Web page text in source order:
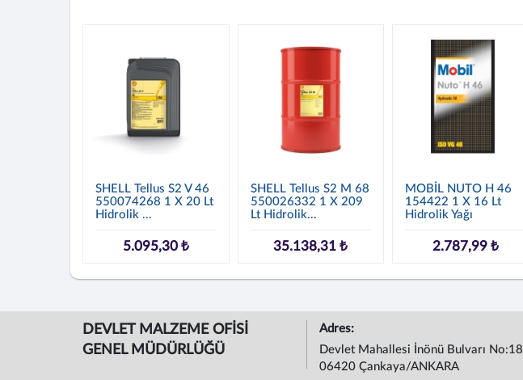
SHELL Tellus S2 V 46
550074268 1 X 20 Lt
Hidrolik ...
5.095,30 ₺
SHELL Tellus S2 M 68
550026332 1 X 209
Lt Hidrolik...
35.138,31 ₺
MOBİL NUTO H 46
154422 1 X 16 Lt
Hidrolik Yağı
2.787,99 ₺
DEVLET MALZEME OFİSİ
GENEL MÜDÜRLÜĞÜ
Adres:
Devlet Mahallesi İnönü Bulvarı No:18
06420 Çankaya/ANKARA